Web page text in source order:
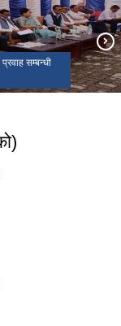
सम्बन्धी
खण्ड)
तथा बजेट
पानी पिउदै
अति मनराेहम
पेश